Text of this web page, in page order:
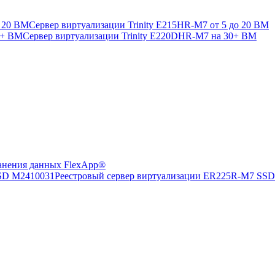
Сервер виртуализации Trinity E215HR-M7 от 5 до 20 ВМ
Сервер виртуализации Trinity E220DHR-M7 на 30+ ВМ
данных FlexApp®
Реестровый сервер виртуализации ER225R-M7